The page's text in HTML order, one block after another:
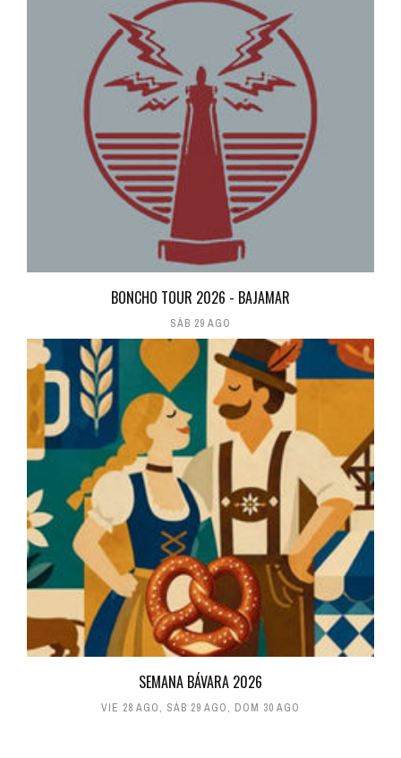
BONCHO TOUR 2026 - BAJAMAR
SÁB 29 AGO
SEMANA BÁVARA 2026
VIE 28 AGO, SÁB 29 AGO, DOM 30 AGO